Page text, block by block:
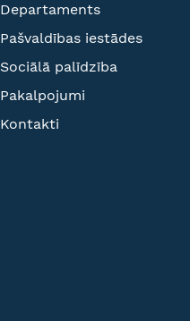
Departaments
Pašvaldības iestādes
Sociālā palīdzība
Pakalpojumi
Kontakti